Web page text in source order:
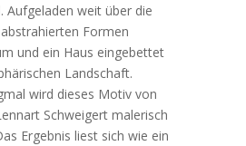
Aufgeladen weit über die
Formen
und ein Haus eingebettet
Landschaft.
wird dieses Motiv von
Schweigert malerisch
Ergebnis liest sich wie ein